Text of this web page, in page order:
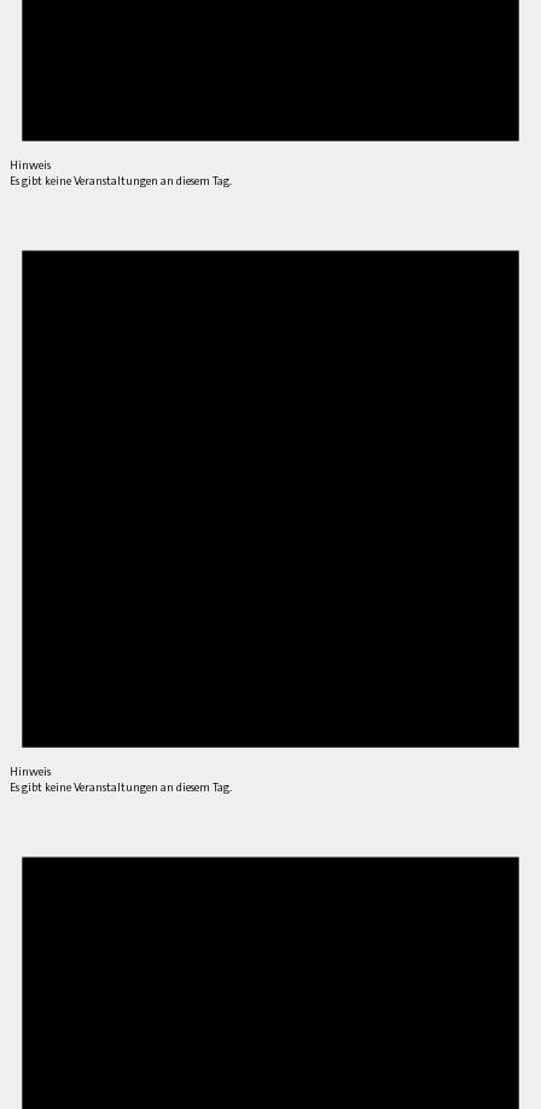
Hinweis
Es gibt keine Veranstaltungen an diesem Tag.
Hinweis
Es gibt keine Veranstaltungen an diesem Tag.